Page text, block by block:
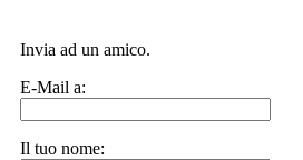
Invia ad un amico.
E-Mail a:
Il tuo nome: